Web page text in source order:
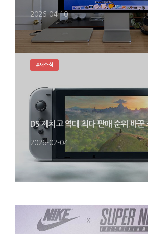
2026-04-10
DS 제치고 역대 최다 판매 순위 바꾼
2026-02-04
#새소식